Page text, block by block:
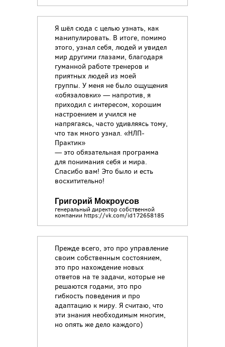
Я шёл сюда с целью узнать, как
манипулировать. В итоге, помимо
этого, узнал себя, людей и увидел
мир другими глазами, благодаря
гуманной работе тренеров и
приятных людей из моей
группы. У меня не было ощущения
«обязаловки» — напротив, я
приходил с интересом, хорошим
настроением и учился не
напрягаясь, часто удивляясь тому,
что так много узнал. «НЛП-
Практик»
— это обязательная программа
для понимания себя и мира.
Спасибо вам! Это было и есть
восхитительно!
Григорий Мокроусов
генеральный директор собственной
компании https://vk.com/id172658185
Прежде всего, это про управление
своим собственным состоянием,
это про нахождение новых
ответов на те задачи, которые не
решаются годами, это про
гибкость поведения и про
адаптацию к миру. Я считаю, что
эти знания необходимым многим,
но опять же дело каждого)